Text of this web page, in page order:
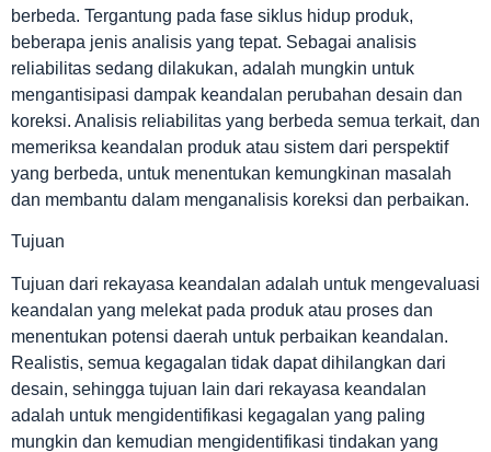
berbeda. Tergantung pada fase siklus hidup produk,
beberapa jenis analisis yang tepat. Sebagai analisis
reliabilitas sedang dilakukan, adalah mungkin untuk
mengantisipasi dampak keandalan perubahan desain dan
koreksi. Analisis reliabilitas yang berbeda semua terkait, dan
memeriksa keandalan produk atau sistem dari perspektif
yang berbeda, untuk menentukan kemungkinan masalah
dan membantu dalam menganalisis koreksi dan perbaikan.
Tujuan
Tujuan dari rekayasa keandalan adalah untuk mengevaluasi
keandalan yang melekat pada produk atau proses dan
menentukan potensi daerah untuk perbaikan keandalan.
Realistis, semua kegagalan tidak dapat dihilangkan dari
desain, sehingga tujuan lain dari rekayasa keandalan
adalah untuk mengidentifikasi kegagalan yang paling
mungkin dan kemudian mengidentifikasi tindakan yang